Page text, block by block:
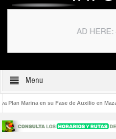
Menu
Marina en su Fase de Auxilio en
Educativa al Estilo Jalisco